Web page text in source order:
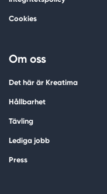
Cookies
Om oss
Det här är Kreatima
Hållbarhet
Tävling
Lediga jobb
Press